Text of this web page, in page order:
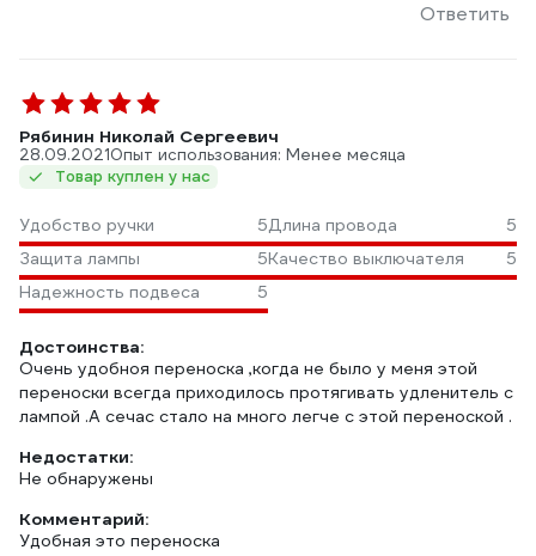
Ответить
Рябинин Николай Сергеевич
28.09.2021Опыт использования: Менее месяца
Товар куплен у нас
Удобство ручки 5Длина провода
5
Защита лампы
5Качество выключателя
5
Надежность подвеса
5
Достоинства:
Очень удобноя переноска ,когда не было у меня этой
переноски всегда приходилось протягивать удленитель с
лампой .А сечас стало на много легче с этой переноской .
Недостатки:
Не обнаружены
Комментарий:
Удобная это переноска